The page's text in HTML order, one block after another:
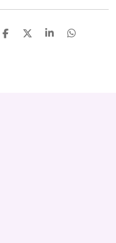
S
S
S
S